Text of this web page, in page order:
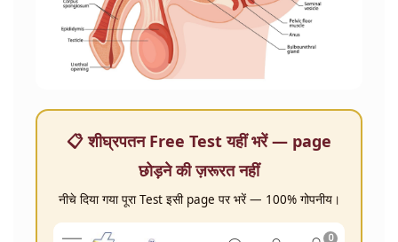
📋 शीघ्रपतन Free Test यहीं भरें — page
छोड़ने की ज़रूरत नहीं
नीचे दिया गया पूरा Test इसी page पर भरें — 100% गोपनीय।